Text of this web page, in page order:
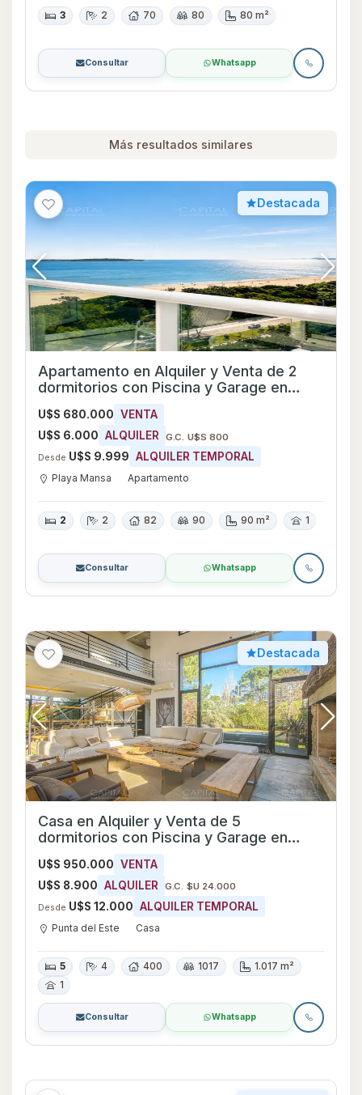
3 2 70 80 80 m²
Consultar Whatsapp
Más resultados similares
Destacada
Apartamento en Alquiler y Venta de 2
dormitorios con Piscina y Garage en
Playa Mansa, Maldonado
U$S 680.000 VENTA
U$S 6.000 ALQUILER G.C. U$S 800
Desde U$S 9.999 ALQUILER TEMPORAL
Playa Mansa Apartamento
2 2 82 90 90 m² 1
Consultar Whatsapp
Destacada
Casa en Alquiler y Venta de 5
dormitorios con Piscina y Garage en
Punta del Este, Maldonado
U$S 950.000 VENTA
U$S 8.900 ALQUILER
G.C. $U 24.000
Desde U$S 12.000 ALQUILER TEMPORAL
Punta del Este Casa
5 4 400 1017
1.017 m²
1
Consultar Whatsapp